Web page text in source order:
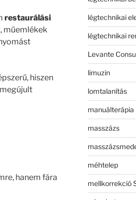
restaurálási
műemlékek
hiszen
hanem fára
légtechnikai
légtechnikai
Levante
limuzin
lomtalanítás
manuálterápia
masszázs
méhtelep
mellkorrekció